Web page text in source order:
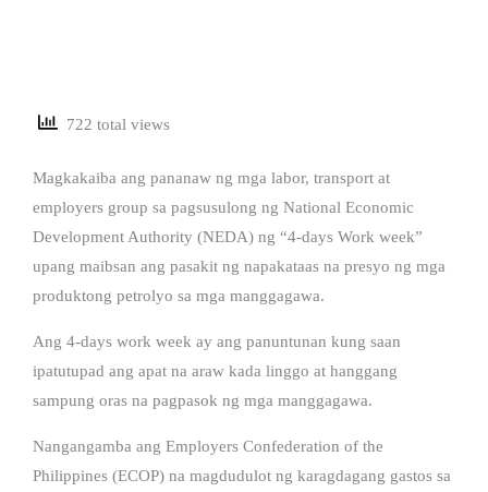
722 total views
Magkakaiba ang pananaw ng mga labor, transport at
employers group sa pagsusulong ng National Economic
Development Authority (NEDA) ng “4-days Work week”
upang maibsan ang pasakit ng napakataas na presyo ng mga
produktong petrolyo sa mga manggagawa.
Ang 4-days work week ay ang panuntunan kung saan
ipatutupad ang apat na araw kada linggo at hanggang
sampung oras na pagpasok ng mga manggagawa.
Nangangamba ang Employers Confederation of the
Philippines (ECOP) na magdudulot ng karagdagang gastos sa